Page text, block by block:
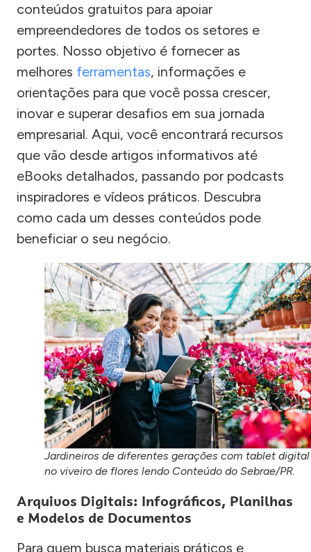
conteúdos gratuitos para apoiar
empreendedores de todos os setores e
portes. Nosso objetivo é fornecer as
melhores ferramentas, informações e
orientações para que você possa crescer,
inovar e superar desafios em sua jornada
empresarial. Aqui, você encontrará recursos
que vão desde artigos informativos até
eBooks detalhados, passando por podcasts
inspiradores e vídeos práticos. Descubra
como cada um desses conteúdos pode
beneficiar o seu negócio.
Jardineiros de diferentes gerações com tablet digital
no viveiro de flores lendo Conteúdo do Sebrae/PR.
Arquivos Digitais: Infográficos, Planilhas
e Modelos de Documentos
Para quem busca materiais práticos e